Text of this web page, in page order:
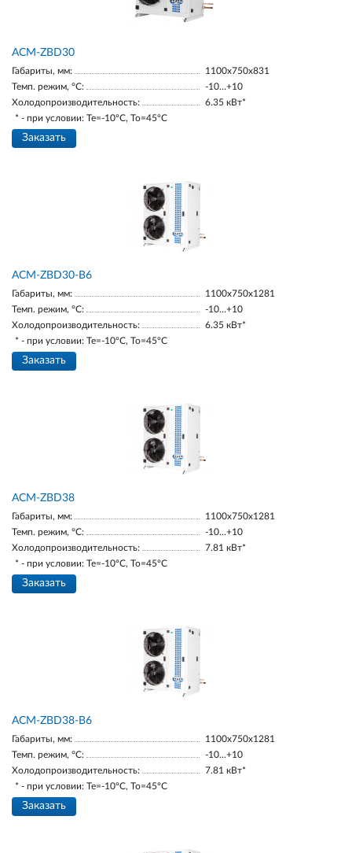
ACM-ZBD30
Габариты, мм:
1100х750х831
Темп. режим, °С:
-10…+10
Холодопроизводительность:
6.35 кВт*
* - при условии: Te=-10ºC, To=45ºC
Заказать
ACM-ZBD30-В6
Габариты, мм:
1100х750х1281
Темп. режим, °С:
-10…+10
Холодопроизводительность:
6.35 кВт*
* - при условии: Te=-10ºC, To=45ºC
Заказать
ACM-ZBD38
Габариты, мм:
1100х750х1281
Темп. режим, °С:
-10...+10
Холодопроизводительность:
7.81 кВт*
* - при условии: Te=-10ºC, To=45ºC
Заказать
ACM-ZBD38-В6
Габариты, мм:
1100х750х1281
Темп. режим, °С:
-10...+10
Холодопроизводительность:
7.81 кВт*
* - при условии: Te=-10ºC, To=45ºC
Заказать